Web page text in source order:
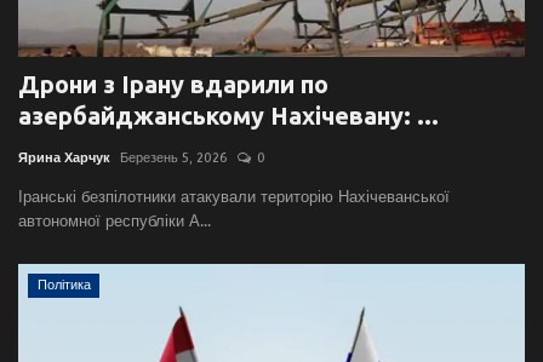
Дрони з Ірану вдарили по
азербайджанському Нахічевану: ...
Ярина Харчук Березень 5, 2026 0
Іранські безпілотники атакували територію Нахічеванської
автономної республіки А...
Політика